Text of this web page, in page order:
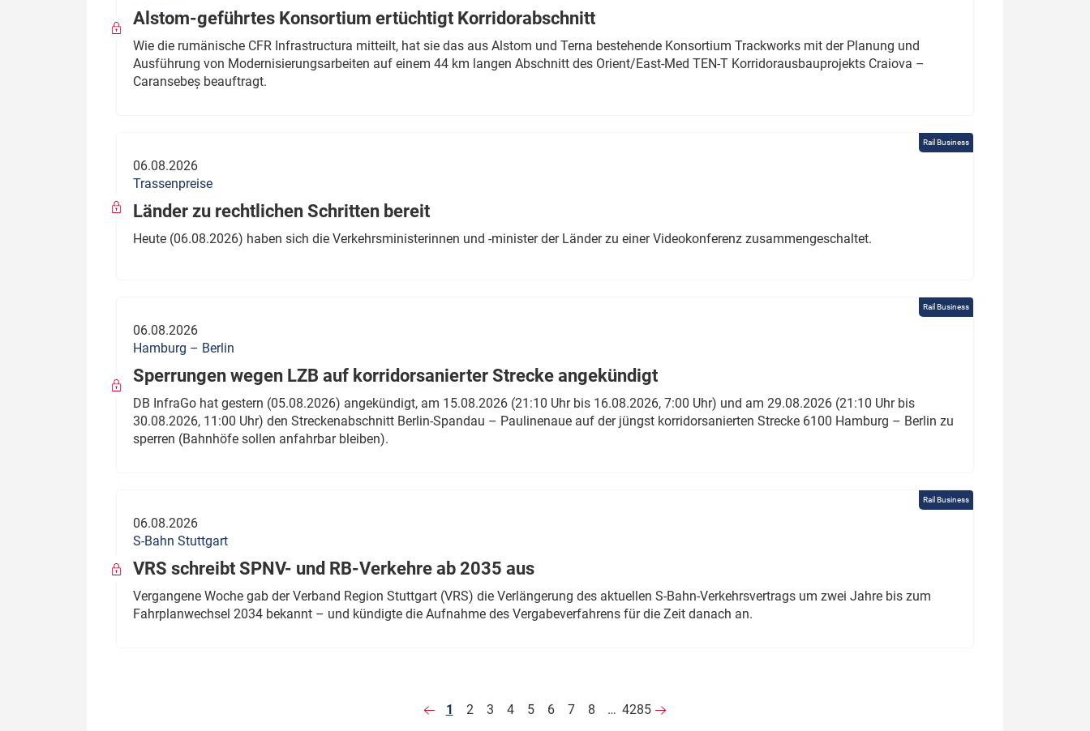
Alstom-geführtes Konsortium ertüchtigt Korridorabschnitt
Wie die rumänische CFR Infrastructura mitteilt, hat sie das aus Alstom und Terna bestehende Konsortium Trackworks mit der Planung und
Ausführung von Modernisierungsarbeiten auf einem 44 km langen Abschnitt des Orient/East-Med TEN-T Korridorausbauprojekts Craiova –
Caransebeș beauftragt.
Rail Business
06.08.2026
Trassenpreise
Länder zu rechtlichen Schritten bereit
Heute (06.08.2026) haben sich die Verkehrsministerinnen und -minister der Länder zu einer Videokonferenz zusammengeschaltet.
Rail Business
06.08.2026
Hamburg – Berlin
Sperrungen wegen LZB auf korridorsanierter Strecke angekündigt
DB InfraGo hat gestern (05.08.2026) angekündigt, am 15.08.2026 (21:10 Uhr bis 16.08.2026, 7:00 Uhr) und am 29.08.2026 (21:10 Uhr bis
30.08.2026, 11:00 Uhr) den Streckenabschnitt Berlin-Spandau – Paulinenaue auf der jüngst korridorsanierten Strecke 6100 Hamburg – Berlin zu
sperren (Bahnhöfe sollen anfahrbar bleiben).
Rail Business
06.08.2026
S-Bahn Stuttgart
VRS schreibt SPNV- und RB-Verkehre ab 2035 aus
Vergangene Woche gab der Verband Region Stuttgart (VRS) die Verlängerung des aktuellen S-Bahn-Verkehrsvertrags um zwei Jahre bis zum
Fahrplanwechsel 2034 bekannt – und kündigte die Aufnahme des Vergabeverfahrens für die Zeit danach an.
1 2 3 4 5 6 7 8 … 4285